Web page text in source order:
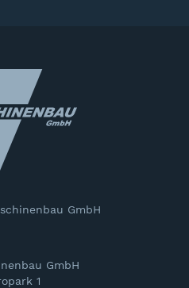
GmbH
GmbH
1